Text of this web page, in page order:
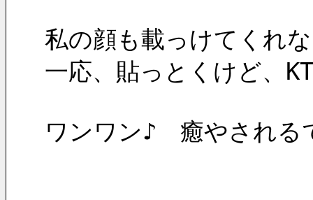
私の顔も載っけてくれ
一応、貼っとくけど、
ワンワン♪　癒やされる